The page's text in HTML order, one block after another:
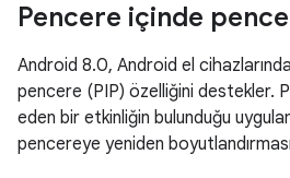
Pencere içinde
Android 8.0, Android el
pencere (PIP) özelliğini destekler.
eden bir etkinliğin bulunduğu
pencereye yeniden